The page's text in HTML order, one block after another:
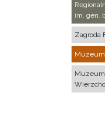
im. gen.
Zagroda
Muzeum